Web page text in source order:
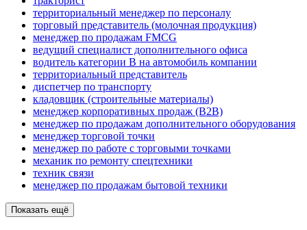
территориальный менеджер по персоналу
торговый представитель (молочная продукция)
менеджер по продажам FMCG
ведущий специалист дополнительного офиса
водитель категории B на автомобиль компании
территориальный представитель
диспетчер по транспорту
кладовщик (строительные материалы)
менеджер корпоративных продаж (B2B)
менеджер по продажам дополнительного оборудования
менеджер торговой точки
менеджер по работе с торговыми точками
механик по ремонту спецтехники
техник связи
менеджер по продажам бытовой техники
Показать ещё